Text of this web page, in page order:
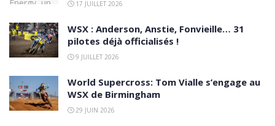
17 JUILLET 2026
WSX : Anderson, Anstie, Fonvieille… 31
pilotes déjà officialisés !
9 JUILLET 2026
World Supercross: Tom Vialle s’engage au
WSX de Birmingham
29 JUIN 2026